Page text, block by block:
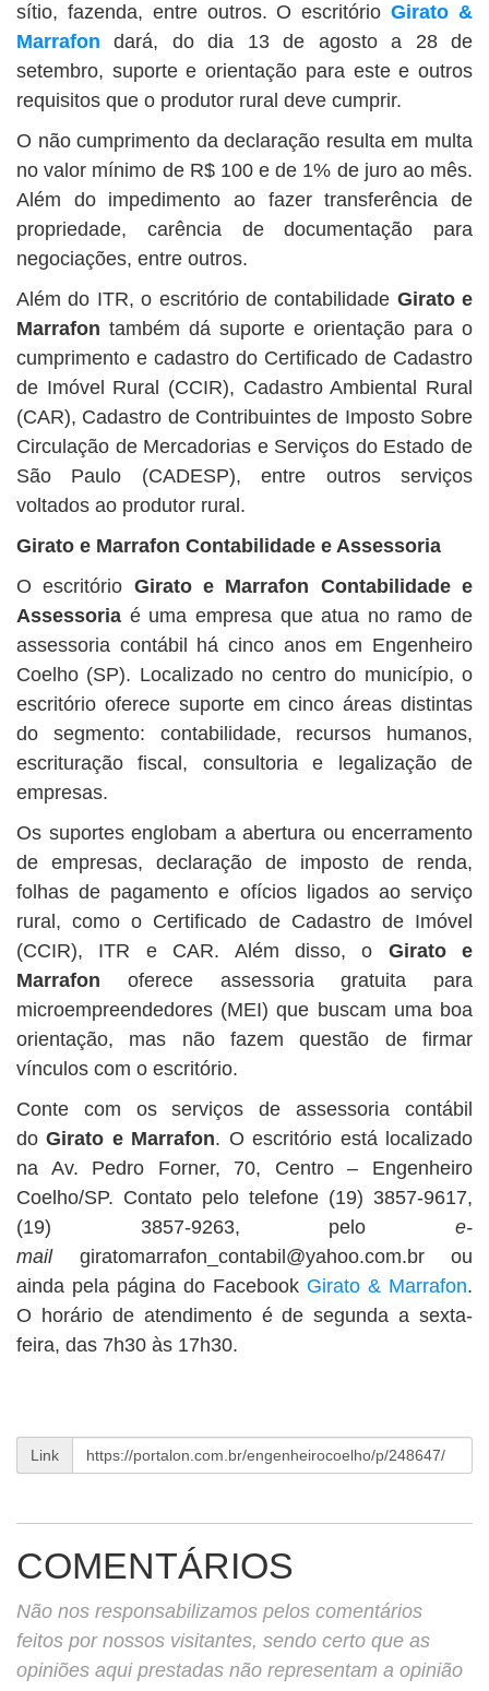
sítio, fazenda, entre outros. O escritórioGirato &
Marrafon dará, do dia 13 de agosto a 28 de
setembro, suporte e orientação para este e outros
requisitos que o produtor rural deve cumprir.
O não cumprimento da declaração resulta em multa
no valor mínimo de R$ 100 e de 1% de juro ao mês.
Além do impedimento ao fazer transferência de
propriedade, carência de documentação para
negociações, entre outros.
Além do ITR, o escritório de contabilidade Girato e
Marrafon também dá suporte e orientação para o
cumprimento e cadastro do Certificado de Cadastro
de Imóvel Rural (CCIR), Cadastro Ambiental Rural
(CAR), Cadastro de Contribuintes de Imposto Sobre
Circulação de Mercadorias e Serviços do Estado de
São Paulo (CADESP), entre outros serviços
voltados ao produtor rural.
Girato e Marrafon Contabilidade e Assessoria
O escritório Girato e Marrafon Contabilidade e
Assessoria é uma empresa que atua no ramo de
assessoria contábil há cinco anos em Engenheiro
Coelho (SP). Localizado no centro do município, o
escritório oferece suporte em cinco áreas distintas
do segmento: contabilidade, recursos humanos,
escrituração fiscal, consultoria e legalização de
empresas.
Os suportes englobam a abertura ou encerramento
de empresas, declaração de imposto de renda,
folhas de pagamento e ofícios ligados ao serviço
rural, como o Certificado de Cadastro de Imóvel
(CCIR), ITR e CAR. Além disso, o Girato e
Marrafon oferece assessoria gratuita para
microempreendedores (MEI) que buscam uma boa
orientação, mas não fazem questão de firmar
vínculos com o escritório.
Conte com os serviços de assessoria contábil
doGirato e Marrafon. O escritório está localizado
na Av. Pedro Forner, 70, Centro – Engenheiro
Coelho/SP. Contato pelo telefone (19) 3857-9617,
(19) 3857-9263, pelo e-
mail
giratomarrafon_contabil@yahoo.com.brou
ainda pela página do Facebook Girato & Marrafon.
O horário de atendimento é de segunda a sexta-
feira, das 7h30 às 17h30.
Link
COMENTÁRIOS
Não nos responsabilizamos pelos comentários
feitos por nossos visitantes, sendo certo que as
opiniões aqui prestadas não representam a opinião